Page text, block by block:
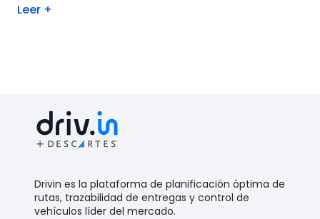
Leer +
Drivin es la plataforma de planificación óptima de
rutas, trazabilidad de entregas y control de
vehículos líder del mercado.